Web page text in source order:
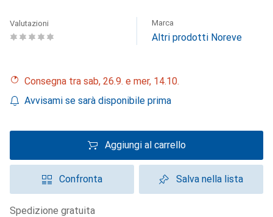
Valutazioni Marca
Altri prodotti Noreve
Consegna tra sab, 26.9. e mer, 14.10.
Avvisami se sarà disponibile prima
Aggiungi al carrello
Confronta Salva nella lista
spedizione gratuita